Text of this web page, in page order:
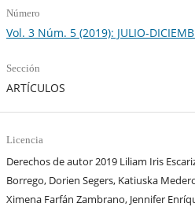
Número
Vol. 3 Núm. 5 (2019): JULIO-
Sección
ARTÍCULOS
Licencia
Derechos de autor 2019 Liliam Iris
Borrego, Dorien Segers, Katiuska
Ximena Farfán Zambrano, Jennifer